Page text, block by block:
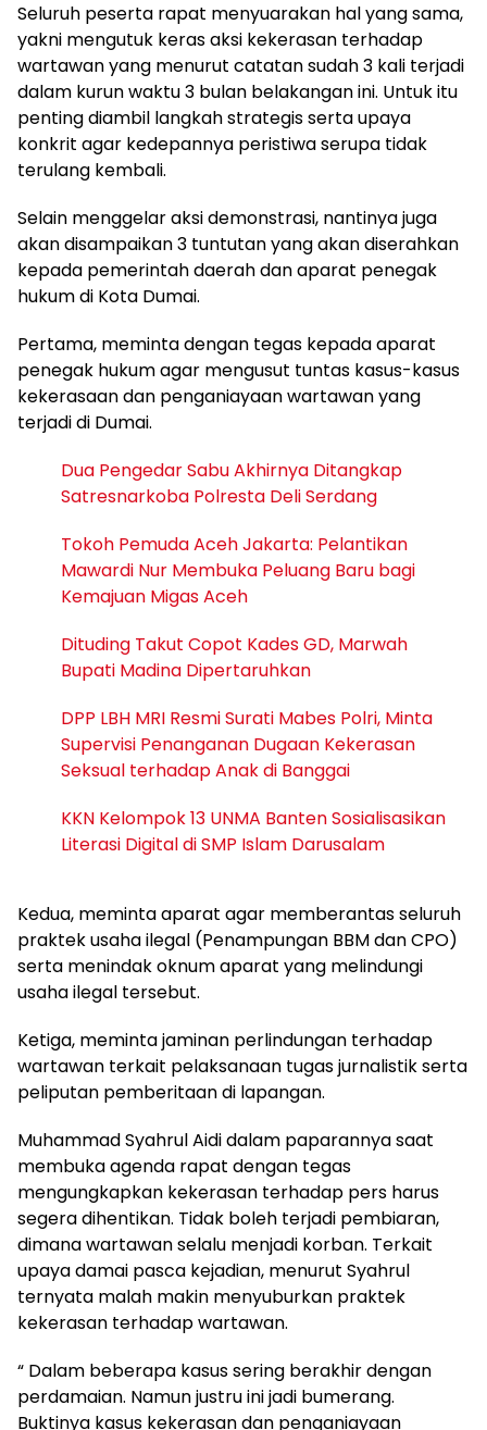
Seluruh peserta rapat menyuarakan hal yang sama,
yakni mengutuk keras aksi kekerasan terhadap
wartawan yang menurut catatan sudah 3 kali terjadi
dalam kurun waktu 3 bulan belakangan ini. Untuk itu
penting diambil langkah strategis serta upaya
konkrit agar kedepannya peristiwa serupa tidak
terulang kembali.
Selain menggelar aksi demonstrasi, nantinya juga
akan disampaikan 3 tuntutan yang akan diserahkan
kepada pemerintah daerah dan aparat penegak
hukum di Kota Dumai.
Pertama, meminta dengan tegas kepada aparat
penegak hukum agar mengusut tuntas kasus-kasus
kekerasaan dan penganiayaan wartawan yang
terjadi di Dumai.
Dua Pengedar Sabu Akhirnya Ditangkap
Satresnarkoba Polresta Deli Serdang
Tokoh Pemuda Aceh Jakarta: Pelantikan
Mawardi Nur Membuka Peluang Baru bagi
Kemajuan Migas Aceh
Dituding Takut Copot Kades GD, Marwah
Bupati Madina Dipertaruhkan
DPP LBH MRI Resmi Surati Mabes Polri, Minta
Supervisi Penanganan Dugaan Kekerasan
Seksual terhadap Anak di Banggai
KKN Kelompok 13 UNMA Banten Sosialisasikan
Literasi Digital di SMP Islam Darusalam
Kedua, meminta aparat agar memberantas seluruh
praktek usaha ilegal (Penampungan BBM dan CPO)
serta menindak oknum aparat yang melindungi
usaha ilegal tersebut.
Ketiga, meminta jaminan perlindungan terhadap
wartawan terkait pelaksanaan tugas jurnalistik serta
peliputan pemberitaan di lapangan.
Muhammad Syahrul Aidi dalam paparannya saat
membuka agenda rapat dengan tegas
mengungkapkan kekerasan terhadap pers harus
segera dihentikan. Tidak boleh terjadi pembiaran,
dimana wartawan selalu menjadi korban. Terkait
upaya damai pasca kejadian, menurut Syahrul
ternyata malah makin menyuburkan praktek
kekerasan terhadap wartawan.
“ Dalam beberapa kasus sering berakhir dengan
perdamaian. Namun justru ini jadi bumerang.
Buktinya kasus kekerasan dan penganiayaan